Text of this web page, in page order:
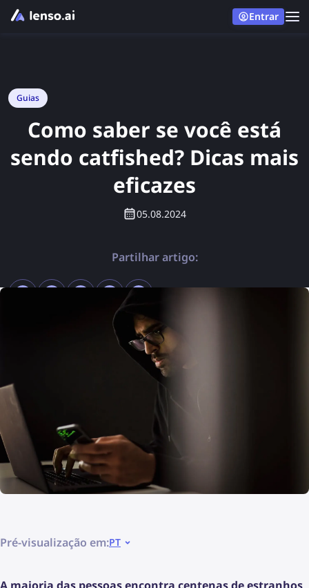
Entrar
Guias
Como saber se você está
sendo catfished? Dicas mais
eficazes
05.08.2024
Partilhar artigo:
Pré-visualização em:PT